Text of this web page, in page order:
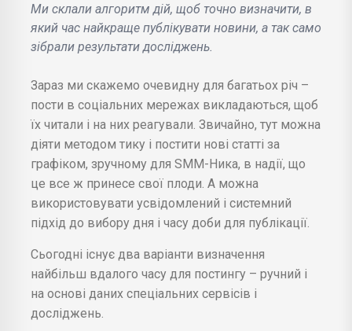
Ми склали алгоритм дій, щоб точно визначити, в
який час найкраще публікувати новини, а так само
зібрали результати досліджень.
Зараз ми скажемо очевидну для багатьох річ –
пости в соціальних мережах викладаються, щоб
їх читали і на них реагували. Звичайно, тут можна
діяти методом тику і постити нові статті за
графіком, зручному для SMM-Ника, в надії, що
це все ж принесе свої плоди. А можна
використовувати усвідомлений і системний
підхід до вибору дня і часу доби для публікації.
Сьогодні існує два варіанти визначення
найбільш вдалого часу для постингу – ручний і
на основі даних спеціальних сервісів і
досліджень.